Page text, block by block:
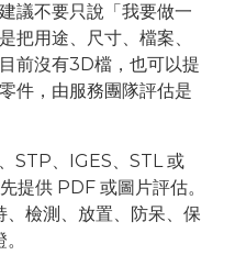
議不要只說「我要做一
把用途、尺寸、檔案、
前沒有3D檔，也可以提
件，由服務團隊評估是
STP、IGES、STL 或
提供 PDF 或圖片評估。
檢測、放置、防呆、保